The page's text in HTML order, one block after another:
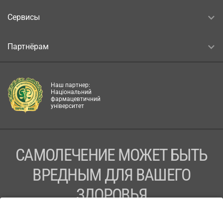
Сервисы
Партнёрам
Наш партнер:
Національний
фармацевтичний
університет
САМОЛЕЧЕНИЕ МОЖЕТ БЫТЬ
ВРЕДНЫМ ДЛЯ ВАШЕГО
ЗДОРОВЬЯ